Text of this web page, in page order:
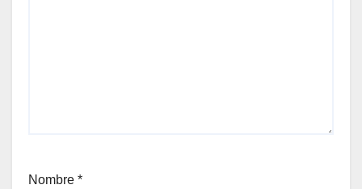
Nombre *